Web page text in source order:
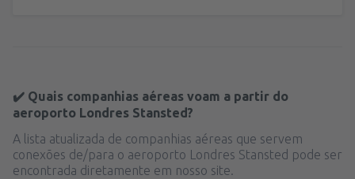
✔️ Quais companhias aéreas voam a partir do
aeroporto Londres Stansted?
A lista atualizada de companhias aéreas que servem
conexões de/para o aeroporto Londres Stansted pode ser
encontrada diretamente em nosso site.